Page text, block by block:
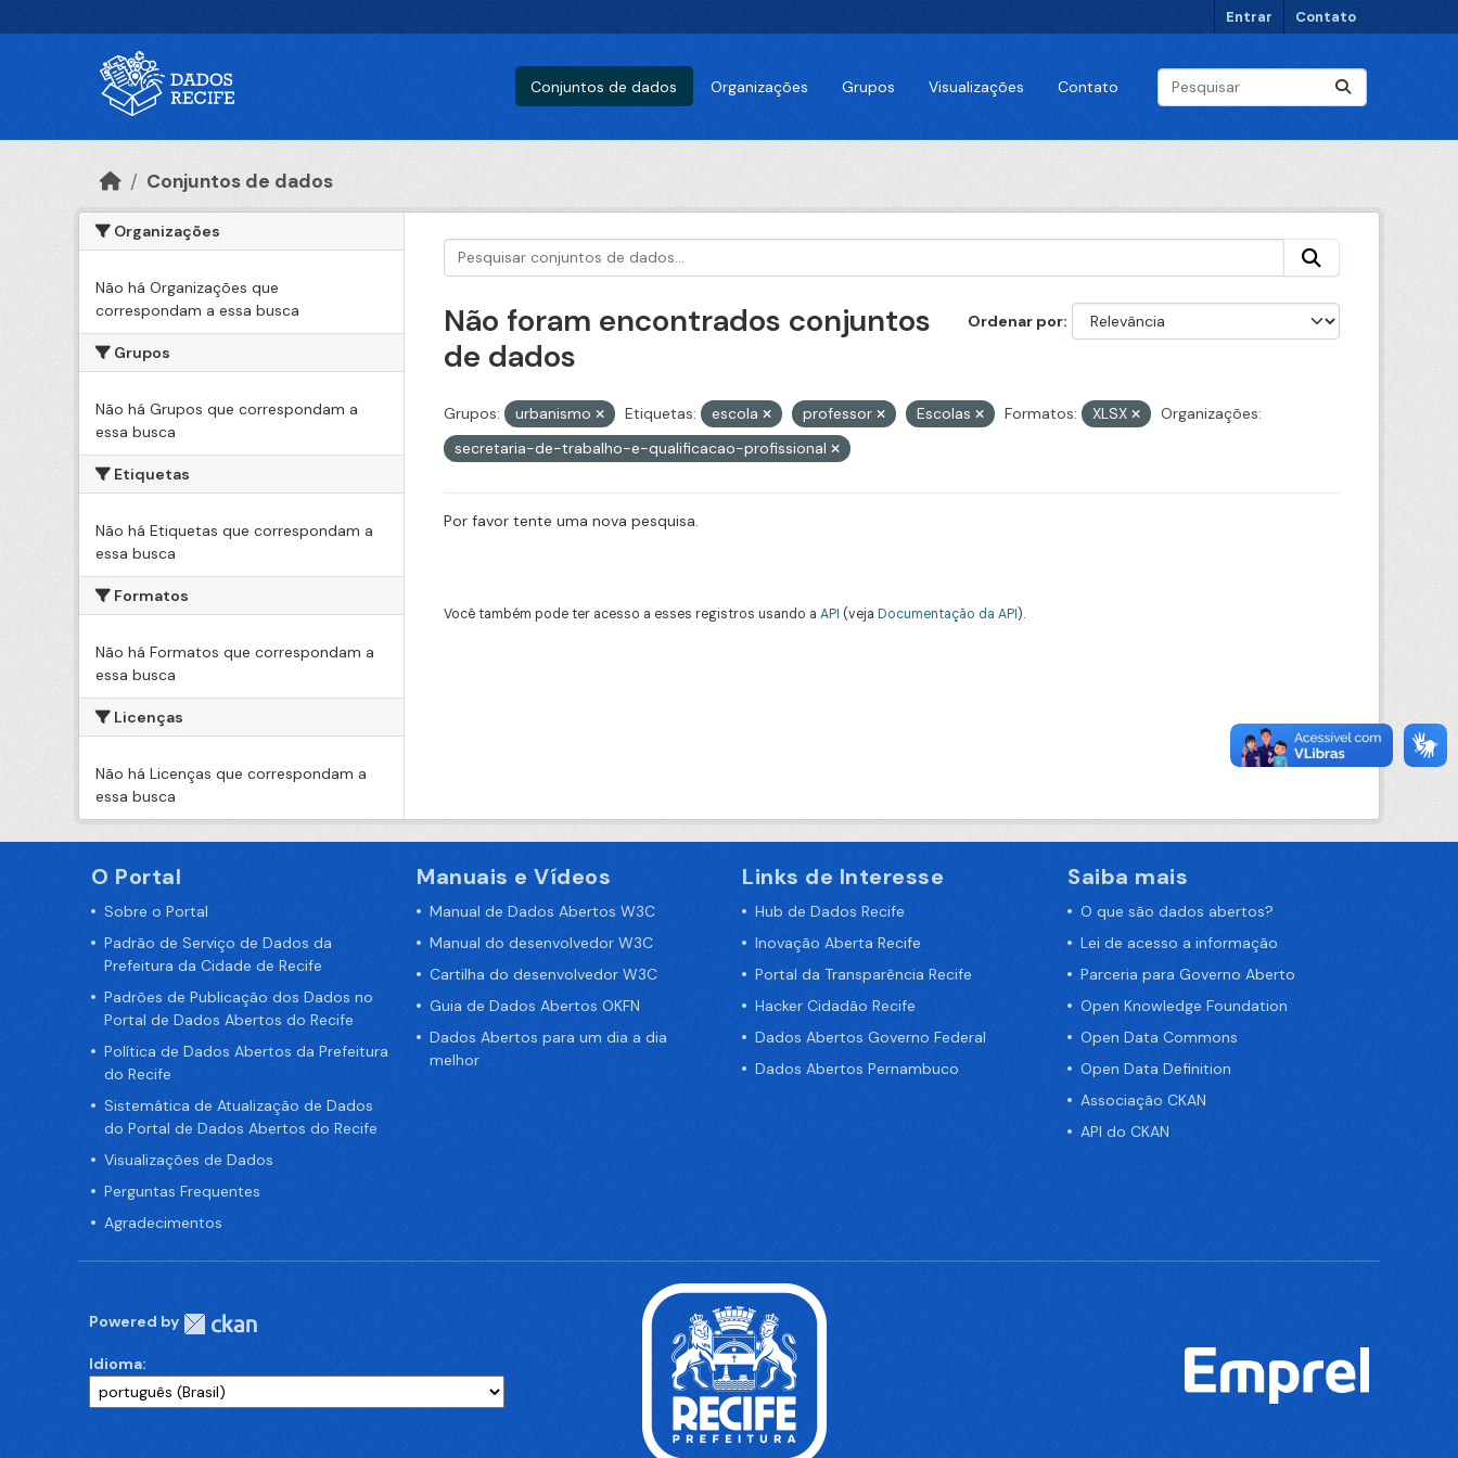
Entrar Contato
Conjuntos de dados Organizações Grupos Visualizações Contato
Conjuntos de dados
Organizações
Não há Organizações que
correspondam a essa busca
Grupos
Não há Grupos que correspondam a
essa busca
Etiquetas
Não há Etiquetas que correspondam a
essa busca
Formatos
Não há Formatos que correspondam a
essa busca
Licenças
Não há Licenças que correspondam a
essa busca
Ordenar por
Não foram encontrados conjuntos
de dados
Grupos: urbanismo Etiquetas: escola professor Escolas Formatos: XLSX
Organizações:
secretaria-de-trabalho-e-qualificacao-profissional
Por favor tente uma nova pesquisa.
Você também pode ter acesso a esses registros usando a API (veja Documentação da API).
O Portal
Sobre o Portal
Padrão de Serviço de Dados da
Prefeitura da Cidade de Recife
Padrões de Publicação dos Dados no
Portal de Dados Abertos do Recife
Política de Dados Abertos da Prefeitura
do Recife
Sistemática de Atualização de Dados
do Portal de Dados Abertos do Recife
Visualizações de Dados
Perguntas Frequentes
Agradecimentos
Manuais e Vídeos
Manual de Dados Abertos W3C
Manual do desenvolvedor W3C
Cartilha do desenvolvedor W3C
Guia de Dados Abertos OKFN
Dados Abertos para um dia a dia
melhor
Links de Interesse
Hub de Dados Recife
Inovação Aberta Recife
Portal da Transparência Recife
Hacker Cidadão Recife
Dados Abertos Governo Federal
Dados Abertos Pernambuco
Saiba mais
O que são dados abertos?
Lei de acesso a informação
Parceria para Governo Aberto
Open Knowledge Foundation
Open Data Commons
Open Data Definition
Associação CKAN
API do CKAN
Powered by
Idioma